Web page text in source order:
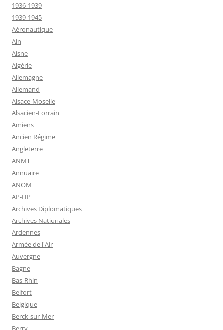
1936-1939
1939-1945
Aéronautique
Ain
Aisne
Algérie
Allemagne
Allemand
Alsace-Moselle
Alsacien-Lorrain
Amiens
Ancien Régime
Angleterre
ANMT
Annuaire
ANOM
AP-HP
Archives Diplomatiques
Archives Nationales
Ardennes
Armée de l'Air
Auvergne
Bagne
Bas-Rhin
Belfort
Belgique
Berck-sur-Mer
Berry